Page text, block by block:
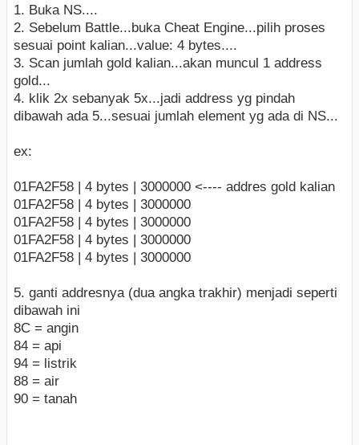
1. Buka NS....
2. Sebelum Battle...buka Cheat Engine...pilih proses
sesuai point kalian...value: 4 bytes....
3. Scan jumlah gold kalian...akan muncul 1 address
gold...
4. klik 2x sebanyak 5x...jadi address yg pindah
dibawah ada 5...sesuai jumlah element yg ada di NS...
ex:
01FA2F58 | 4 bytes | 3000000 <---- addres gold kalian
01FA2F58 | 4 bytes | 3000000
01FA2F58 | 4 bytes | 3000000
01FA2F58 | 4 bytes | 3000000
01FA2F58 | 4 bytes | 3000000
5. ganti addresnya (dua angka trakhir) menjadi seperti
dibawah ini
8C = angin
84 = api
94 = listrik
88 = air
90 = tanah